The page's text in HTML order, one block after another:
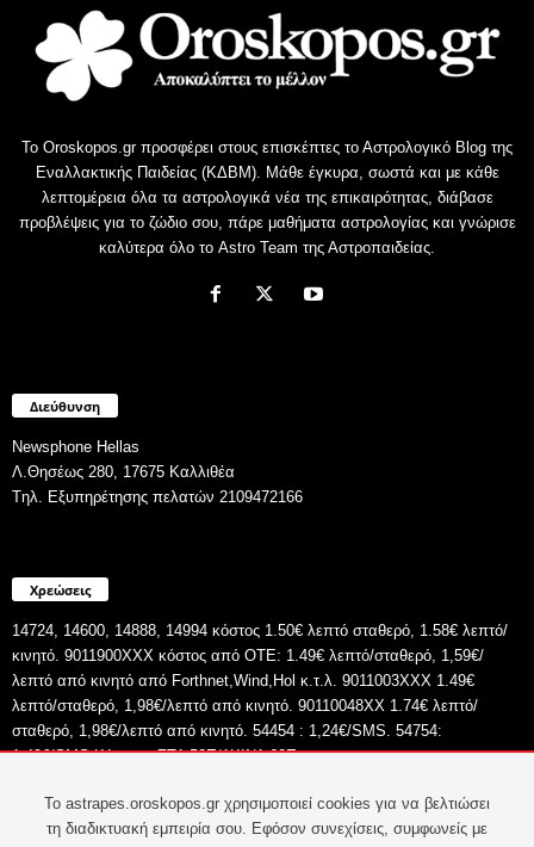
Το Oroskopos.gr προσφέρει στους επισκέπτες το Αστρολογικό Blog της
Εναλλακτικής Παιδείας (ΚΔΒΜ). Μάθε έγκυρα, σωστά και με κάθε
λεπτομέρεια όλα τα αστρολογικά νέα της επικαιρότητας, διάβασε
προβλέψεις για το ζώδιο σου, πάρε μαθήματα αστρολογίας και γνώρισε
καλύτερα όλο το Astro Team της Αστροπαιδείας.
Διεύθυνση
Newsphone Hellas
Λ.Θησέως 280, 17675 Καλλιθέα
Tηλ. Εξυπηρέτησης πελατών 2109472166
Χρεώσεις
14724, 14600, 14888, 14994 κόστος 1.50€ λεπτό σταθερό, 1.58€ λεπτό/
κινητό. 9011900ΧΧΧ κόστος από ΟΤΕ: 1.49€ λεπτό/σταθερό, 1,59€/
λεπτό από κινητό από Forthnet,Wind,Hol κ.τ.λ. 9011003XXX 1.49€
λεπτό/σταθερό, 1,98€/λεπτό από κινητό. 90110048XX 1.74€ λεπτό/
σταθερό, 1,98€/λεπτό από κινητό. 54454 : 1,24€/SMS. 54754:
1,49€/SMS.Κύπρος: ΣT1,52E/1KIN1,60E
To astrapes.oroskopos.gr χρησιμοποιεί cookies για να βελτιώσει
τη διαδικτυακή εμπειρία σου. Εφόσον συνεχίσεις, συμφωνείς με